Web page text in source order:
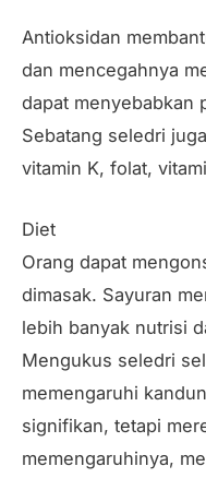
Antioksidan
dan mencegahnya
dapat menyebabkan
Sebatang seledri
vitamin K, folat,
Diet
Orang dapat
dimasak. Sayuran
lebih banyak nutrisi
Mengukus seledri
memengaruhi
signifikan, tetapi
memengaruhinya,